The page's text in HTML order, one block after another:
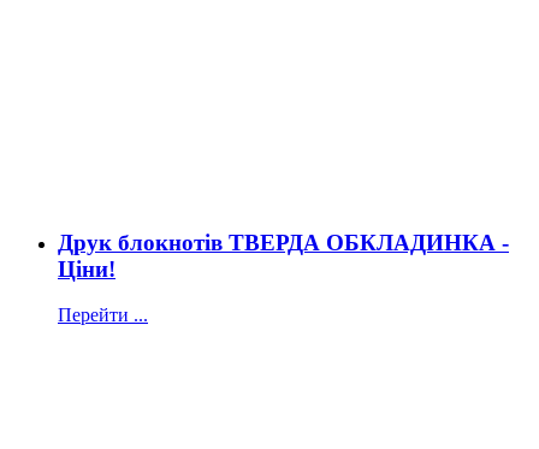
Друк блокнотів ТВЕРДА ОБКЛАДИНКА -
Ціни!
Перейти ...